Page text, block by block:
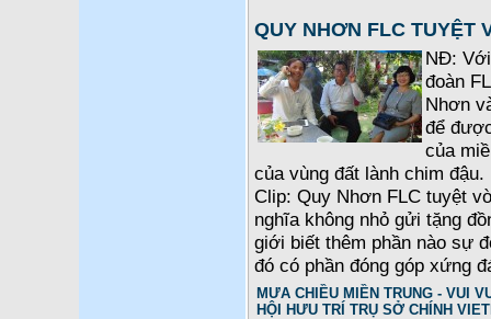
QUY NHƠN FLC TUYỆT
NĐ:
đoàn
Nhơn
để
của
của vùng đất lành chim
Clip: Quy Nhơn FLC tuyệt
nghĩa không nhỏ gửi tặng
giới biết thêm phần nào sự
đó có phần đóng góp xứng
MƯA CHIỀU MIỀN TRUNG - VUI
HỘI HƯU TRÍ TRỤ SỞ CHÍNH